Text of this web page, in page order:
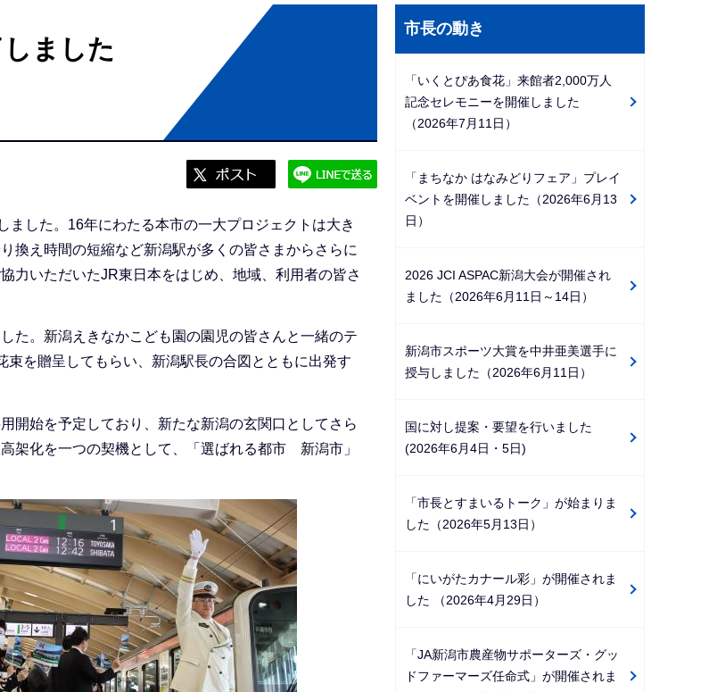
ました
した。16年にわたる本市の一大プロジェクトは大き
換え時間の短縮など新潟駅が多くの皆さまからさらに
力いただいたJR東日本をはじめ、地域、利用者の皆さ
た。新潟えきなかこども園の園児の皆さんと一緒のテ
を贈呈してもらい、新潟駅長の合図とともに出発す
開始を予定しており、新たな新潟の玄関口としてさら
架化を一つの契機として、「選ばれる都市 新潟市」
ン
か
市長の動き
「いくとぴあ食花」来館者2,000万人
記念セレモニーを開催しました
（2026年7月11日）
「まちなか はなみどりフェア」プレイ
ベントを開催しました（2026年6月13
日）
2026 JCI ASPAC新潟大会が開催され
ました（2026年6月11日～14日）
新潟市スポーツ大賞を中井亜美選手に
授与しました（2026年6月11日）
国に対し提案・要望を行いました
(2026年6月4日・5日)
「市長とすまいるトーク」が始まりま
した（2026年5月13日）
「にいがたカナール彩」が開催されま
した （2026年4月29日）
「JA新潟市農産物サポーターズ・グッ
ドファーマーズ任命式」が開催されま